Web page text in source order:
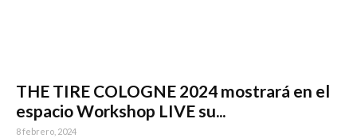
THE TIRE COLOGNE 2024 mostrará en el
espacio Workshop LIVE su...
8 febrero, 2024